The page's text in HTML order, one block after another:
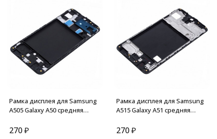
Рамка дисплея для Samsung
A505 Galaxy A50 средняя
270₽
Рамка дисплея для Samsung
A515 Galaxy A51 средняя
270₽